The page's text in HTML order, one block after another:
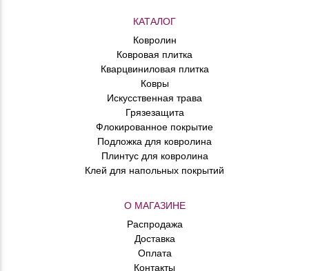
КАТАЛОГ
Ковролин
Ковровая плитка
Кварцвиниловая плитка
Ковры
Искусственная трава
Грязезащита
Флокированное покрытие
Подложка для ковролина
Плинтус для ковролина
Клей для напольных покрытий
О МАГАЗИНЕ
Распродажа
Доставка
Оплата
Контакты